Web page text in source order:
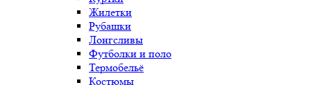
Жилетки
Рубашки
Лонгсливы
Футболки и поло
Термобельё
Костюмы